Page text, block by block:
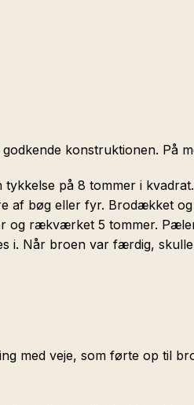
konstruktionen. På
på 8 tommer i
af bøg eller fyr. Brodækket
rækværket 5 tommer.
i. Når broen var færdig,
med veje, som førte op til